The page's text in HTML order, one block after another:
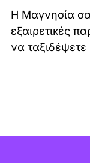
Η Μαγνησία
εξαιρετικές
να ταξιδέψετε